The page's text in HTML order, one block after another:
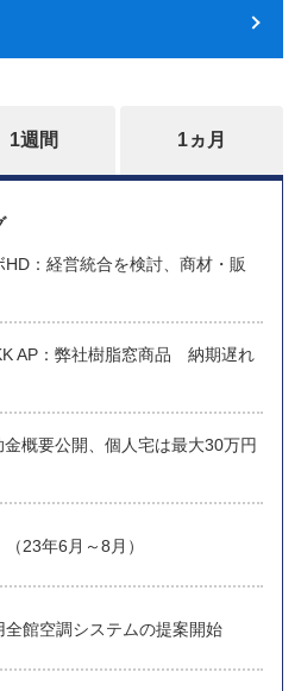
1週間 1ヵ月
：経営統合を検討、商材・販
AP：弊社樹脂窓商品 納期遅れ
概要公開、個人宅は最大30万円
23年6月～8月）
全館空調システムの提案開始